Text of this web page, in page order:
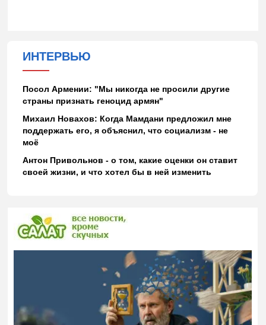
ИНТЕРВЬЮ
Посол Армении: "Мы никогда не просили другие
страны признать геноцид армян"
Михаил Новахов: Когда Мамдани предложил мне
поддержать его, я объяснил, что социализм - не
моё
Антон Привольнов - о том, какие оценки он ставит
своей жизни, и что хотел бы в ней изменить